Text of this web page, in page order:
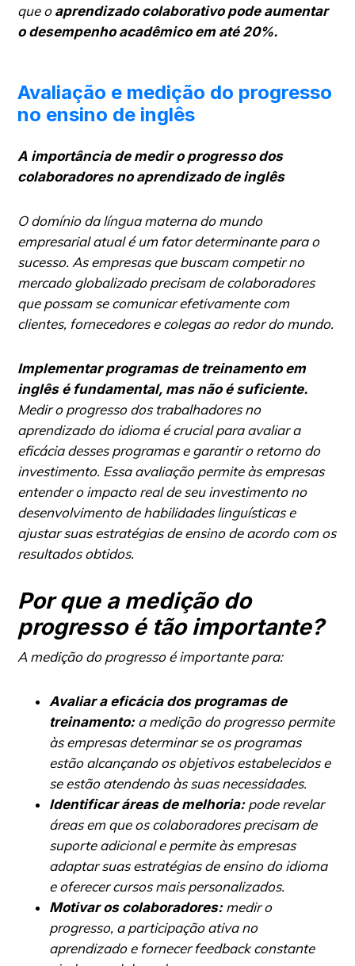
que oaprendizado colaborativo pode aumentar
o desempenho acadêmico em até 20%.
Avaliação e medição do progresso
no ensino de inglês
A importância de medir o progresso dos
colaboradores no aprendizado de inglês
O domínio da língua materna do mundo
empresarial atual é um fator determinante para o
sucesso. As empresas que buscam competir no
mercado globalizado precisam de colaboradores
que possam se comunicar efetivamente com
clientes, fornecedores e colegas ao redor do mundo.
Implementar programas de treinamento em
inglês é fundamental, mas não é suficiente.
Medir o progresso dos trabalhadores no
aprendizado do idioma é crucial para avaliar a
eficácia desses programas e garantir o retorno do
investimento. Essa avaliação permite às empresas
entender o impacto real de seu investimento no
desenvolvimento de habilidades linguísticas e
ajustar suas estratégias de ensino de acordo com os
resultados obtidos.
Por que a medição do
progresso é tão importante?
A medição do progresso é importante para:
Avaliar a eficácia dos programas de
treinamento:a medição do progresso permite
às empresas determinar se os programas
estão alcançando os objetivos estabelecidos e
se estão atendendo às suas necessidades.
Identificar áreas de melhoria:pode revelar
áreas em que os colaboradores precisam de
suporte adicional e permite às empresas
adaptar suas estratégias de ensino do idioma
e oferecer cursos mais personalizados.
Motivar os colaboradores:medir o
progresso, a participação ativa no
aprendizado e fornecer feedback constante